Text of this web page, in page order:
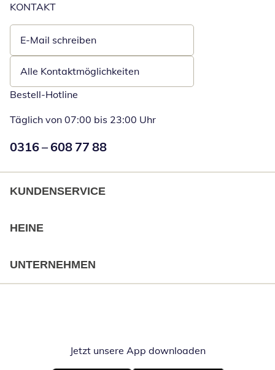
KONTAKT
E-Mail schreiben
Öffnet E-Mail-Client
Alle Kontaktmöglichkeiten
Bestell-Hotline
Täglich von 07:00 bis 23:00 Uhr
Numéro de téléphone:
0316 – 608 77 88
KUNDENSERVICE
HEINE
UNTERNEHMEN
Jetzt unsere App downloadenÖffnet in